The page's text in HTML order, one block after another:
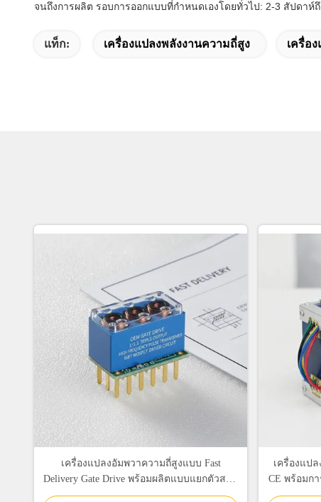
จนถึงการผลิต รอบการออกแบบที่กำหนดเองโดยทั่วไป: 2-3 สัปดาห์
แท็ก: เครื่องแปลงพลังงานความถี่สูง เครื่อ
เครื่องแปลงอัมพวาความถี่สูงแบบ Fast
Delivery Gate Drive พร้อมผลิตแบบแยกตัวสาม
เท่าและความจุในการเชื่อมต่อที่ต่ํามาก
เครื่องแป
CE พร้อมก
ขนาด